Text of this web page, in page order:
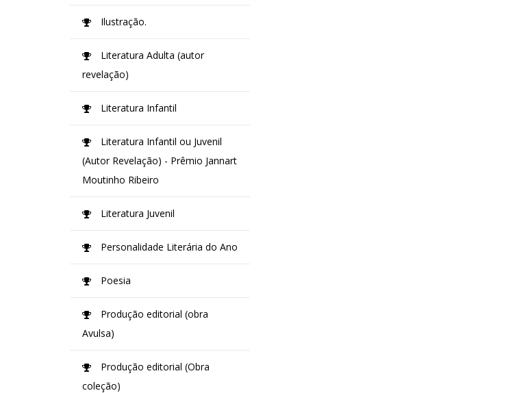
Ilustração.
Literatura Adulta (autor
revelação)
Literatura Infantil
Literatura Infantil ou Juvenil
(Autor Revelação) - Prêmio Jannart
Moutinho Ribeiro
Literatura Juvenil
Personalidade Literária do Ano
Poesia
Produção editorial (obra
Avulsa)
Produção editorial (Obra
coleção)